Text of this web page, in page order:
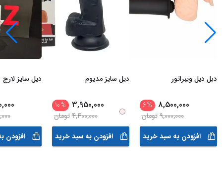
دبل دیل ویبراتور
8,500,000
%
6
9,000,000تومان
افزودن به سبد خرید
دیل سایز مدیوم
3,950,000
%
10
4,400,000تومان
افزودن به سبد خرید
دیل سایز لارج
افزودن